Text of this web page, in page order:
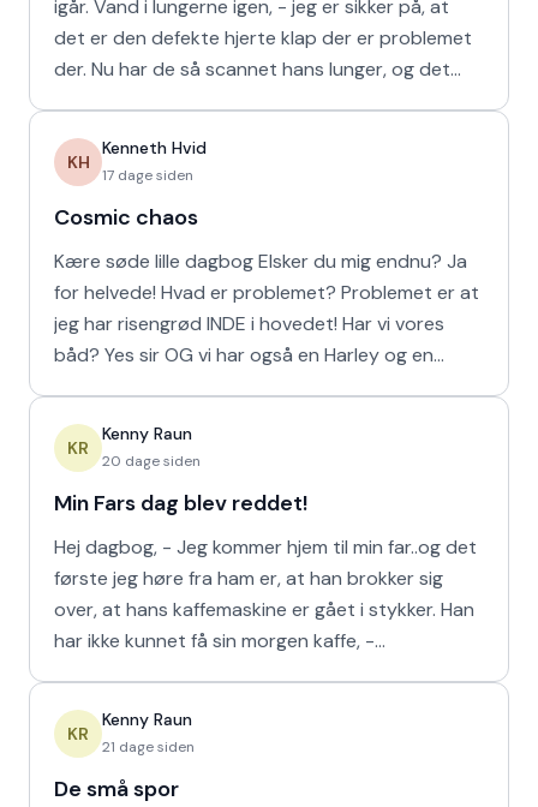
igår. Vand i lungerne igen, - jeg er sikker på, at
det er den defekte hjerte klap der er problemet
der. Nu har de så scannet hans lunger, og det
KH
Kenneth Hvid
17 dage siden
Cosmic chaos
Kære søde lille dagbog Elsker du mig endnu? Ja
for helvede! Hvad er problemet? Problemet er at
jeg har risengrød INDE i hovedet! Har vi vores
båd? Yes sir OG vi har også en Harley og en
KR
Kenny Raun
20 dage siden
Min Fars dag blev reddet!
Hej dagbog, - Jeg kommer hjem til min far..og det
første jeg høre fra ham er, at han brokker sig
over, at hans kaffemaskine er gået i stykker. Han
har ikke kunnet få sin morgen kaffe, -
KR
Kenny Raun
21 dage siden
De små spor